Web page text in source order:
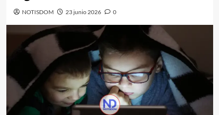
NOTISDOM 23 junio 2026 0